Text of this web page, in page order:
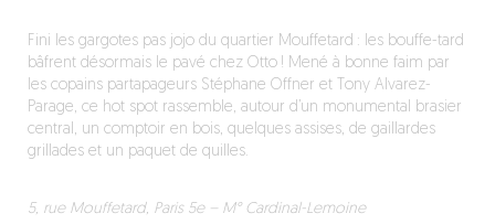
Fini les gargotes pas jojo du quartier Mouffetard : les bouffe-tard
bâfrent désormais le pavé chez Otto ! Mené à bonne faim par
les copains partapageurs Stéphane Offner et Tony Alvarez-
Parage, ce hot spot rassemble, autour d’un monumental brasier
central, un comptoir en bois, quelques assises, de gaillardes
grillades et un paquet de quilles.
5, rue Mouffetard, Paris 5e – M° Cardinal-Lemoine